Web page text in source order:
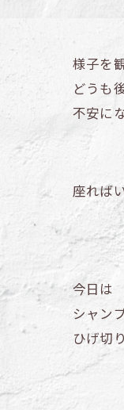
様子を
どうも
不安に
座れば
今日は
シャン
ひげ切り